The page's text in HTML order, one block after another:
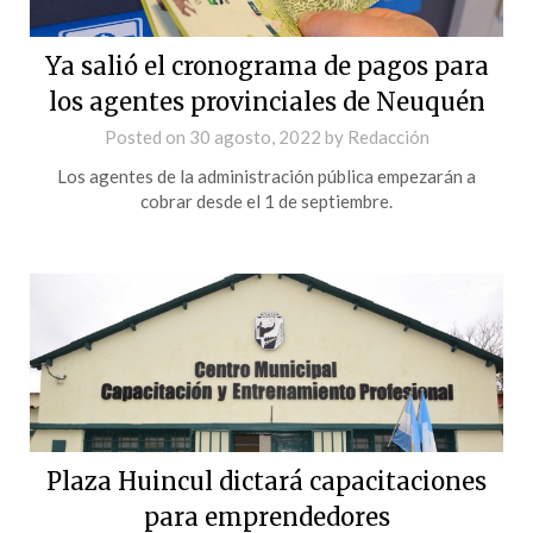
Ya salió el cronograma de pagos para
los agentes provinciales de Neuquén
Posted on 30 agosto, 2022 by Redacción
Los agentes de la administración pública empezarán a
cobrar desde el 1 de septiembre.
Plaza Huincul dictará capacitaciones
para emprendedores